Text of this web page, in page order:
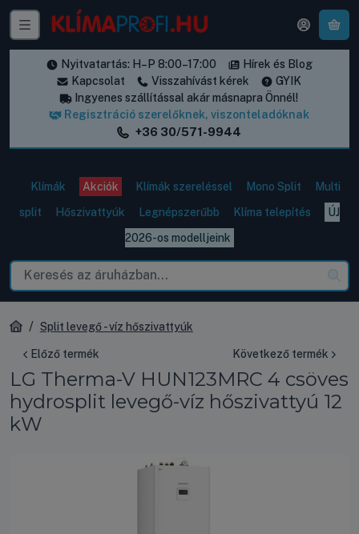
Nyitvatartás: H–P 8:00–17:00
Hírek és Blog
Kapcsolat
Visszahívást kérek
GYIK
Ingyenes szállítással akár másnapra Önnél!
Regisztráció szerelőknek, viszonteladóknak
+36 30/571-9944
Klímák Akciók Klímák szereléssel Mono Split
Multi
split
Hőszivattyúk Legnépszerűbb Klíma telepítés
ÚJ
2026-os modelljeink
Split levegő - víz hőszivattyúk
Előző termék Következő termék
LG Therma-V HUN123MRC 4 csöves
hydrosplit levegő-víz hőszivattyú 12
kW